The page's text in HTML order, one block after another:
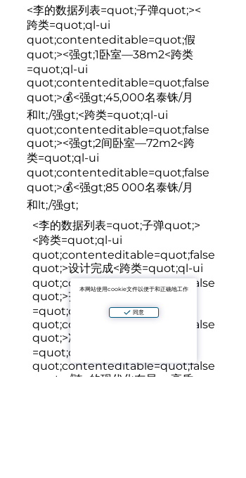
<李的数据列表=quot;子弹quot;><
跨类=quot;ql-ui
quot;contenteditable=quot;假
quot;><强gt;1卧室—38m2<跨类
=quot;ql-ui
quot;contenteditable=quot;false
quot;>💰<强gt;45,000名泰铢/月
和lt;/强gt;<跨类=quot;ql-ui
quot;contenteditable=quot;false
quot;><强gt;2间卧室—72m2<跨
类=quot;ql-ui
quot;contenteditable=quot;false
quot;>💰<强gt;85 000名泰铢/月
和lt;/强gt;
<李的数据列表=quot;子弹quot;>
<跨类=quot;ql-ui
quot;contenteditable=quot;false
quot;>设计完成<跨类=quot;ql-ui
quot;contenteditable=quot;false
quot;>齐全，配备电器<跨类
=quot;ql-ui
quot;contenteditable=quot;false
quot;>准备立即入住
=quot;ql-ui
quot;contenteditable=quot;false
quot;>/跨>的现代化布局， 高质
本网站使用cookie文件以便于和正确地工作
同意